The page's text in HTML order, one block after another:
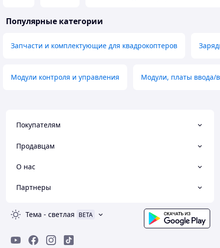
Популярные категории
Запчасти и комплектующие для квадрокоптеров
Модули контроля и управления Модули, платы ввода/
Покупателям
Продавцам
О нас
Партнеры
Тема - светлая BETA